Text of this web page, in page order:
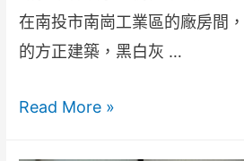
在南投市南崗工業區的廠房間
的方正建築，黑白灰 …
Read More »